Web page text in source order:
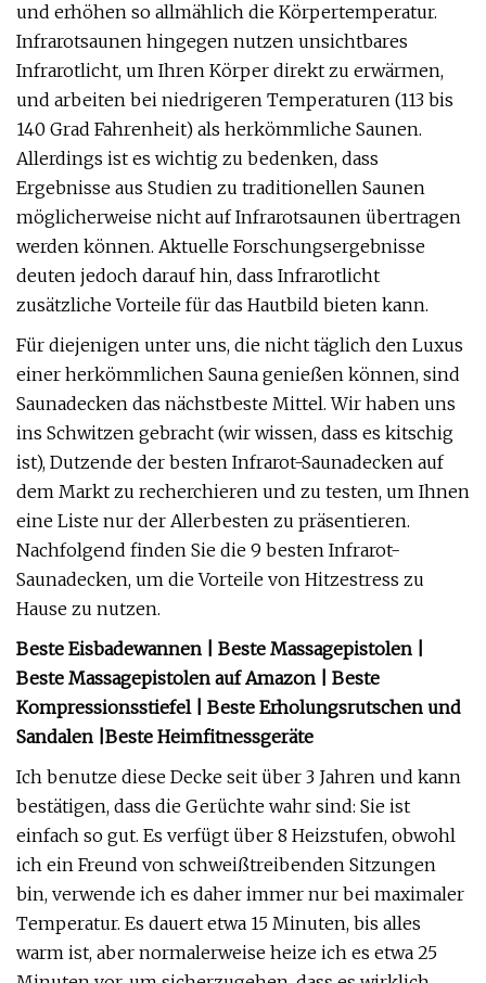
und erhöhen so allmählich die Körpertemperatur.
Infrarotsaunen hingegen nutzen unsichtbares
Infrarotlicht, um Ihren Körper direkt zu erwärmen,
und arbeiten bei niedrigeren Temperaturen (113 bis
140 Grad Fahrenheit) als herkömmliche Saunen.
Allerdings ist es wichtig zu bedenken, dass
Ergebnisse aus Studien zu traditionellen Saunen
möglicherweise nicht auf Infrarotsaunen übertragen
werden können. Aktuelle Forschungsergebnisse
deuten jedoch darauf hin, dass Infrarotlicht
zusätzliche Vorteile für das Hautbild bieten kann.
Für diejenigen unter uns, die nicht täglich den Luxus
einer herkömmlichen Sauna genießen können, sind
Saunadecken das nächstbeste Mittel. Wir haben uns
ins Schwitzen gebracht (wir wissen, dass es kitschig
ist), Dutzende der besten Infrarot-Saunadecken auf
dem Markt zu recherchieren und zu testen, um Ihnen
eine Liste nur der Allerbesten zu präsentieren.
Nachfolgend finden Sie die 9 besten Infrarot-
Saunadecken, um die Vorteile von Hitzestress zu
Hause zu nutzen.
Beste Eisbadewannen | Beste Massagepistolen |
Beste Massagepistolen auf Amazon | Beste
Kompressionsstiefel | Beste Erholungsrutschen und
Sandalen | Beste Heimfitnessgeräte
Ich benutze diese Decke seit über 3 Jahren und kann
bestätigen, dass die Gerüchte wahr sind: Sie ist
einfach so gut. Es verfügt über 8 Heizstufen, obwohl
ich ein Freund von schweißtreibenden Sitzungen
bin, verwende ich es daher immer nur bei maximaler
Temperatur. Es dauert etwa 15 Minuten, bis alles
warm ist, aber normalerweise heize ich es etwa 25